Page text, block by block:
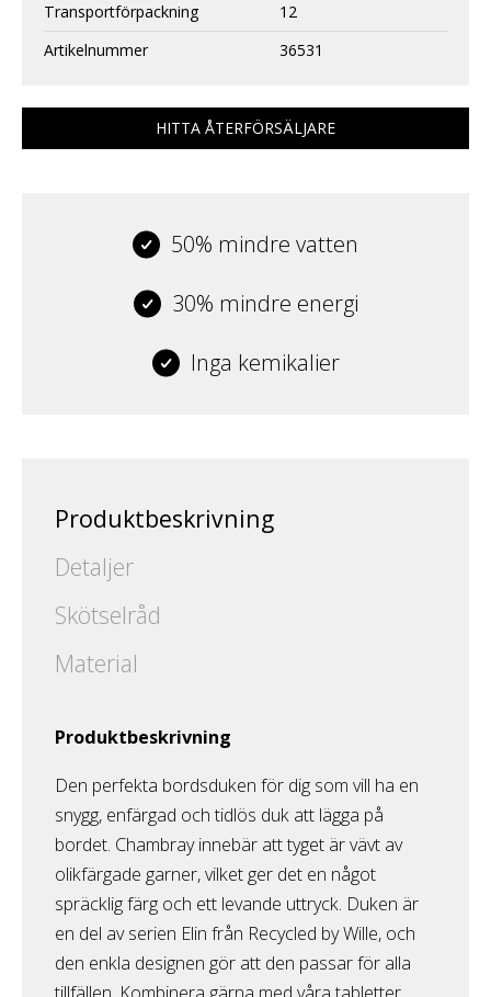
Transportförpackning
12
Artikelnummer
36531
HITTA ÅTERFÖRSÄLJARE
50% mindre vatten
30% mindre energi
Inga kemikalier
Produktbeskrivning
Detaljer
Skötselråd
Material
Produktbeskrivning
Den perfekta bordsduken för dig som vill ha en
snygg, enfärgad och tidlös duk att lägga på
bordet. Chambray innebär att tyget är vävt av
olikfärgade garner, vilket ger det en något
spräcklig färg och ett levande uttryck. Duken är
en del av serien Elin från Recycled by Wille, och
den enkla designen gör att den passar för alla
tillfällen. Kombinera gärna med våra tabletter,